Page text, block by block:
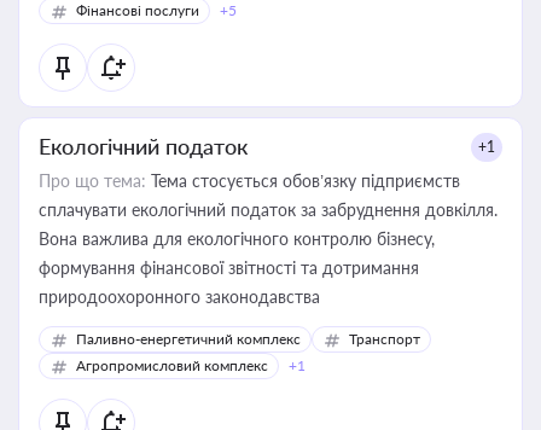
Фінансові послуги
+5
Екологічний податок +1
Про що тема: Тема стосується обов’язку підприємств
сплачувати екологічний податок за забруднення довкілля.
Вона важлива для екологічного контролю бізнесу,
формування фінансової звітності та дотримання
природоохоронного законодавства
Паливно-енергетичний комплекс
Транспорт
Агропромисловий комплекс
+1